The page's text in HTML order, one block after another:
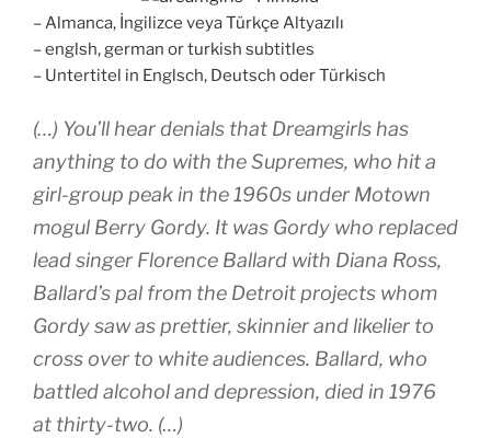
– Almanca, İngilizce veya Türkçe Altyazılı
– englsh, german or turkish subtitles
– Untertitel in Englsch, Deutsch oder Türkisch
(…) You’ll hear denials that Dreamgirls has
anything to do with the Supremes, who hit a
girl-group peak in the 1960s under Motown
mogul Berry Gordy. It was Gordy who replaced
lead singer Florence Ballard with Diana Ross,
Ballard’s pal from the Detroit projects whom
Gordy saw as prettier, skinnier and likelier to
cross over to white audiences. Ballard, who
battled alcohol and depression, died in 1976
at thirty-two. (…)